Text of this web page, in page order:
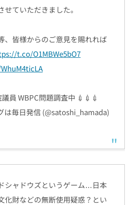
せていただきました。
、皆様からのご意見を賜れれば
t.co/O1MBWe5bO7
員 WBPC問題調査中 💉💉💉
は毎日発信 (@satoshi_hamada)
シャドウズというゲーム…日本
化財などの無断使用疑惑？とい